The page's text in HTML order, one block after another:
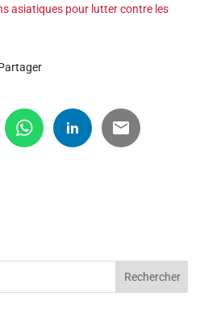
asiatiques pour lutter contre les